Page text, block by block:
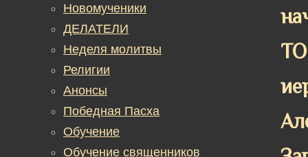
Новомученики
ДЕЛАТЕЛИ
Неделя молитвы
Религии
Анонсы
Победная Пасха
Обучение
Обучение священников